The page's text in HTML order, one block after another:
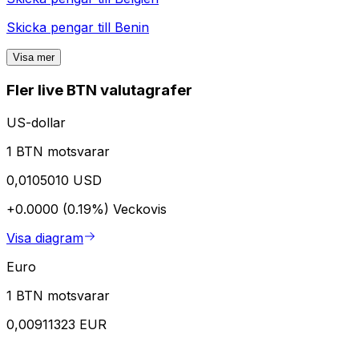
Skicka pengar till Benin
Visa mer
Fler live BTN valutagrafer
US-dollar
1 BTN motsvarar
0,0105010 USD
+0.0000 (0.19%) Veckovis
Visa diagram
Euro
1 BTN motsvarar
0,00911323 EUR